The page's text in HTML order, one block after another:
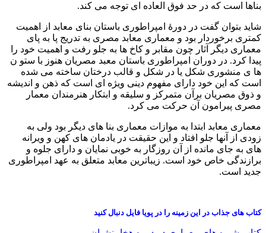
بناها است که در حد فوق العاده ای توجه می کند.
شاید بتوان گفت در دورۀ امپراطوری باستان بنای معابد از اهمیت
کمتری برخوردار بود و معماری معابد مصری به تدریج پا به پای
معماری دیگر آثار چون مقابر و کاخ ها به جلو رفت و اهمیت خود را
پیدا کرد. در دوران امپراطوری باستان معبد مصریان هنوز با ستو ن
ها ی منشوری شکل یا در شکل و قالب درختان ساخته می شده
است که این خود دارای مفهوم دینی ویژه ای است که ذهن و اندیشه
و ذوق مصریان برآن متمرکز و سلیقه و ابتکار هنرمندان معمار
مصری پیرامون آن حرکت می کرد.
معماری معابد ابتدا به موازات معماری بنا های دیگر بود ولی به
زودی از آنها جلو افتاد و این حقیقت در یادمان های کهن و ویرانه
های به جای مانده از آن روزگار به خوبی نمایان و دارای جلوه و
برازندگی خاص خود است. زیباترین معابد متعلق به عهد امپراطوری
جدید است.
کتاب های جذاب در این زمینه را در پویا فایل دنبال کنید